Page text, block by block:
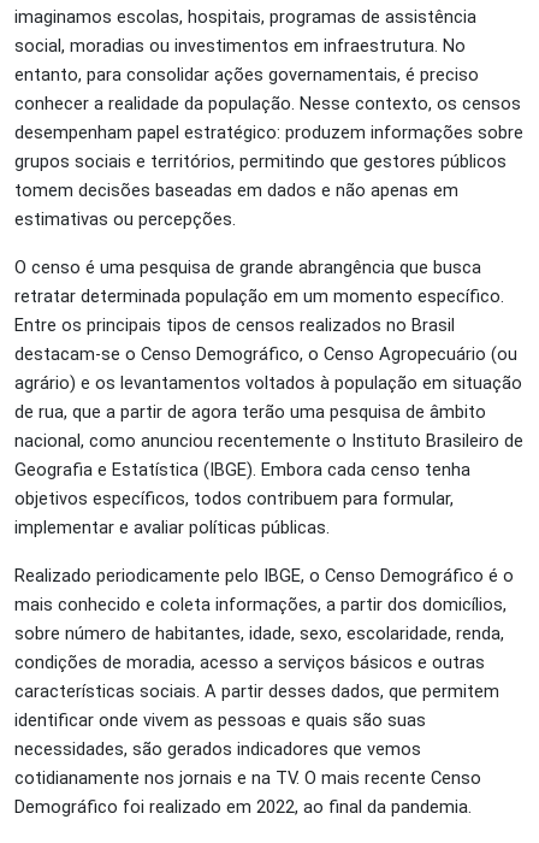
imaginamos escolas, hospitais, programas de assistência
social, moradias ou investimentos em infraestrutura. No
entanto, para consolidar ações governamentais, é preciso
conhecer a realidade da população. Nesse contexto, os censos
desempenham papel estratégico: produzem informações sobre
grupos sociais e territórios, permitindo que gestores públicos
tomem decisões baseadas em dados e não apenas em
estimativas ou percepções.
O censo é uma pesquisa de grande abrangência que busca
retratar determinada população em um momento específico.
Entre os principais tipos de censos realizados no Brasil
destacam-se o Censo Demográfico, o Censo Agropecuário (ou
agrário) e os levantamentos voltados à população em situação
de rua, que a partir de agora terão uma pesquisa de âmbito
nacional, como anunciou recentemente o Instituto Brasileiro de
Geografia e Estatística (IBGE). Embora cada censo tenha
objetivos específicos, todos contribuem para formular,
implementar e avaliar políticas públicas.
Realizado periodicamente pelo IBGE, o Censo Demográfico é o
mais conhecido e coleta informações, a partir dos domicílios,
sobre número de habitantes, idade, sexo, escolaridade, renda,
condições de moradia, acesso a serviços básicos e outras
características sociais. A partir desses dados, que permitem
identificar onde vivem as pessoas e quais são suas
necessidades, são gerados indicadores que vemos
cotidianamente nos jornais e na TV. O mais recente Censo
Demográfico foi realizado em 2022, ao final da pandemia.